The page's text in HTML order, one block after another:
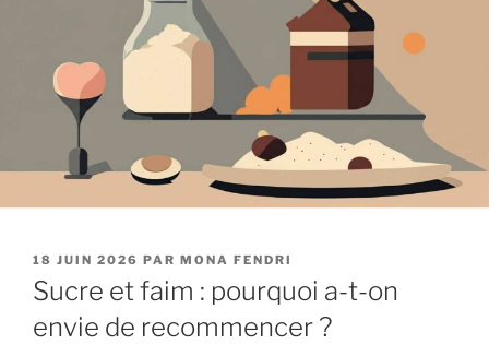
PUBLIÉ
LE
18 JUIN 2026 PAR MONA FENDRI
Sucre et faim : pourquoi a-t-on
envie de recommencer ?